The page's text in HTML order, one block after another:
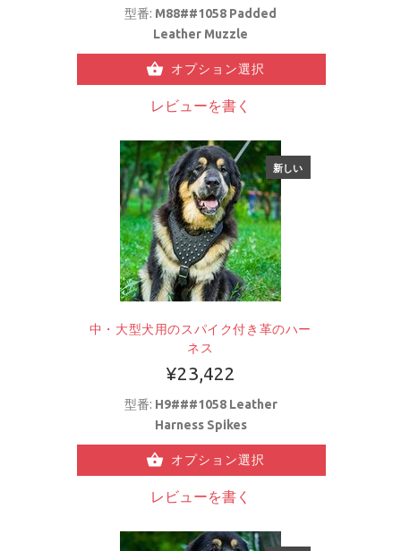
型番: M88##1058 Padded
Leather Muzzle
オプション選択
レビューを書く
新しい
中・大型犬用のスパイク付き革のハー
ネス
¥23,422
型番: H9###1058 Leather
Harness Spikes
オプション選択
レビューを書く